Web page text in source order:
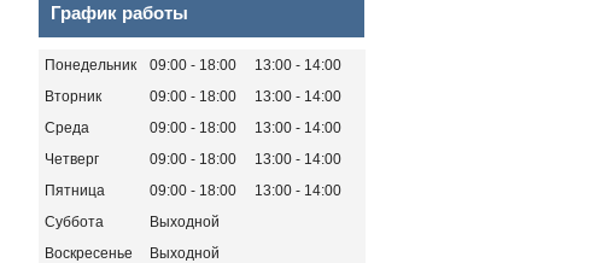
График работы
Понедельник 09:00 18:00 13:00
14:00
Вторник
09:00 18:00 13:00
14:00
Среда
09:00 18:00 13:00
14:00
Четверг
09:00 18:00 13:00
14:00
Пятница
09:00 18:00 13:00
14:00
Суббота
Выходной
Воскресенье
Выходной